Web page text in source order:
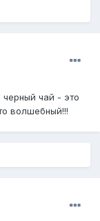
чай - это
волшебный!!!